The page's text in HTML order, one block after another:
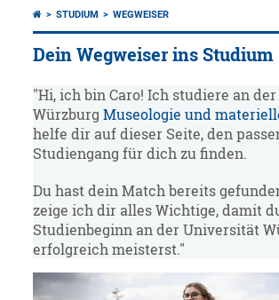
STUDIUM WEGWEISER
Dein Wegweiser ins Studium
"Hi, ich bin Caro! Ich studiere an
WürzburgMuseologie und
helfe dir auf dieser Seite, den
Studiengang für dich zu finden.
Du hast dein Match bereits
zeige ich dir alles Wichtige, damit
Studienbeginn an der Universität
erfolgreich meisterst."